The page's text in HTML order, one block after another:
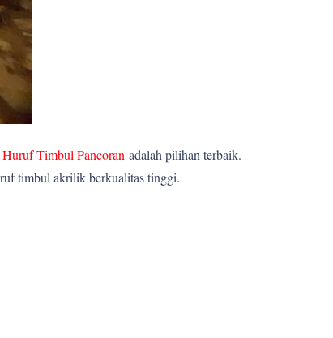
Timbul Pancoran adalah pilihan terbaik.
timbul akrilik berkualitas tinggi.